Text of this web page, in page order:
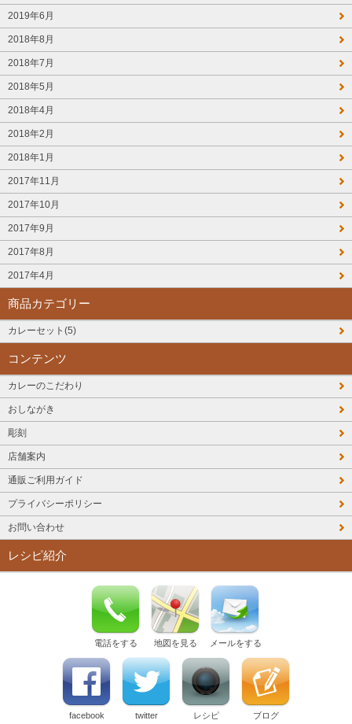
2019年6月
2018年8月
2018年7月
2018年5月
2018年4月
2018年2月
2018年1月
2017年11月
2017年10月
2017年9月
2017年8月
2017年4月
商品カテゴリー
カレーセット(5)
コンテンツ
カレーのこだわり
おしながき
彫刻
店舗案内
通販ご利用ガイド
プライバシーポリシー
お問い合わせ
レシピ紹介
電話をする 地図を見る メールをする
facebook twitter レシピ ブログ